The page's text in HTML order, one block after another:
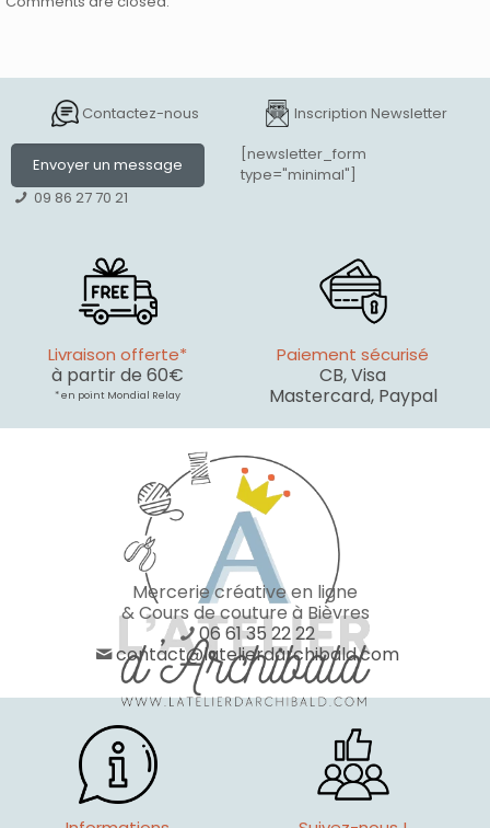
Contactez-nous
Envoyer un message
09 86 27 70 21
Inscription Newsletter
[newsletter_form
type="minimal"]
Livraison offerte*
à partir de 60€
* en point Mondial Relay
Paiement sécurisé
CB, Visa
Mastercard, Paypal
Mercerie créative en ligne
& Cours de couture à Bièvres
06 61 35 22 22
contact@latelierdarchibald.com